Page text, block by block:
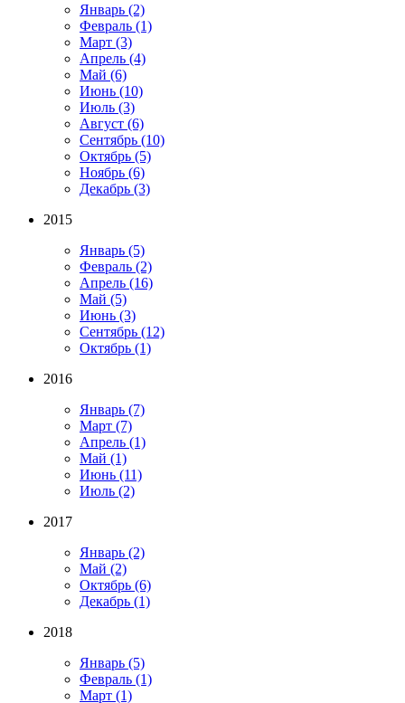
Январь (2)
Февраль (1)
Март (3)
Апрель (4)
Май (6)
Июнь (10)
Июль (3)
Август (6)
Сентябрь (10)
Октябрь (5)
Ноябрь (6)
Декабрь (3)
2015
Январь (5)
Февраль (2)
Апрель (16)
Май (5)
Июнь (3)
Сентябрь (12)
Октябрь (1)
2016
Январь (7)
Март (7)
Апрель (1)
Май (1)
Июнь (11)
Июль (2)
2017
Январь (2)
Май (2)
Октябрь (6)
Декабрь (1)
2018
Январь (5)
Февраль (1)
Март (1)